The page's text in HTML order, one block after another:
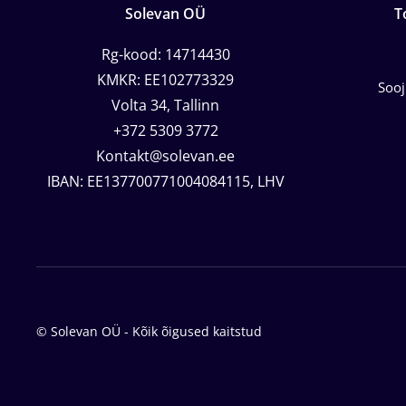
Solevan OÜ
Rg-kood: 14714430
KMKR: EE102773329
Volta 34, Tallinn
+372 5309 3772
Kontakt@solevan.ee
IBAN: EE137700771004084115, LHV
© Solevan OÜ - Kõik õigused kaitstud